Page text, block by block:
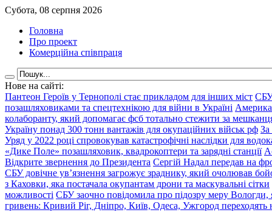
Субота, 08 серпня 2026
Головна
Про проект
Комерційна співпраця
Нове на сайті:
Пантеон Героїв у Тернополі стає прикладом для інших міст СБУ
позашляховиками та спецтехнікою для війни в Україні
колаборанту, який допомагає фсб тотально стежити за
Україну понад 300 тонн вантажів для окупаційних військ рф За
Уряд у 2022 році спровокував катастрофічні наслідки для
«Дике Поле» позашляховик, квадрокоптери та зарядні станції
Відкрите звернення до Президента Сергій Надал передав на
СБУ довічне ув’язнення загрожує зраднику, який очолював
з Каховки, яка постачала окупантам дрони та маскувальні сітки
можливості СБУ заочно повідомила про підозру меру Вологди,
гривень: Кривий Ріг, Дніпро, Київ, Одеса, Ужгород переходять